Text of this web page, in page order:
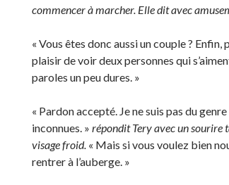
commencer à marcher. Elle dit avec
« Vous êtes donc aussi un couple ?
plaisir de voir deux personnes qui
paroles un peu dures. »
« Pardon accepté. Je ne suis pas du
inconnues. » répondit Tery avec un sourire
visage froid. « Mais si vous voulez bien
rentrer à l’auberge. »